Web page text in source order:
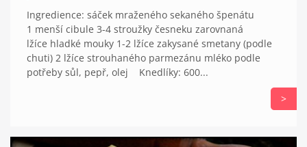
Ingredience: sáček mraženého sekaného špenátu
1 menší cibule 3-4 stroužky česneku zarovnaná
lžíce hladké mouky 1-2 lžíce zakysané smetany (podle
chuti) 2 lžíce strouhaného parmezánu mléko podle
potřeby sůl, pepř, olej Knedlíky: 600...
>